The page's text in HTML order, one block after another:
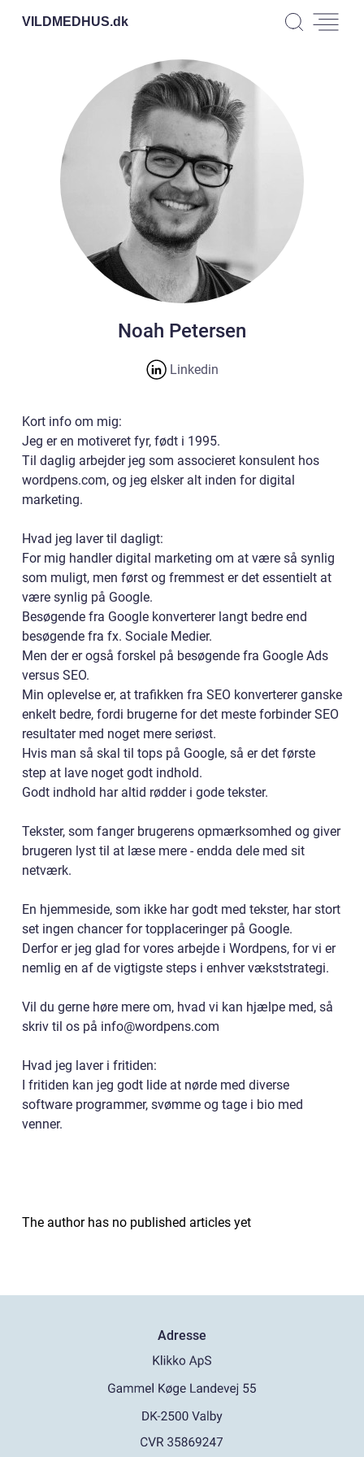
VILDMEDHUS.dk
Noah Petersen
Linkedin
Kort info om mig:
Jeg er en motiveret fyr, født i 1995.
Til daglig arbejder jeg som associeret konsulent hos
wordpens.com, og jeg elsker alt inden for digital
marketing.
Hvad jeg laver til dagligt:
For mig handler digital marketing om at være så synlig
som muligt, men først og fremmest er det essentielt at
være synlig på Google.
Besøgende fra Google konverterer langt bedre end
besøgende fra fx. Sociale Medier.
Men der er også forskel på besøgende fra Google Ads
versus SEO.
Min oplevelse er, at trafikken fra SEO konverterer ganske
enkelt bedre, fordi brugerne for det meste forbinder SEO
resultater med noget mere seriøst.
Hvis man så skal til tops på Google, så er det første
step at lave noget godt indhold.
Godt indhold har altid rødder i gode tekster.
Tekster, som fanger brugerens opmærksomhed og giver
brugeren lyst til at læse mere - endda dele med sit
netværk.
En hjemmeside, som ikke har godt med tekster, har stort
set ingen chancer for topplaceringer på Google.
Derfor er jeg glad for vores arbejde i Wordpens, for vi er
nemlig en af de vigtigste steps i enhver vækststrategi.
Vil du gerne høre mere om, hvad vi kan hjælpe med, så
skriv til os på info@wordpens.com
Hvad jeg laver i fritiden:
I fritiden kan jeg godt lide at nørde med diverse
software programmer, svømme og tage i bio med
venner.
The author has no published articles yet
Adresse